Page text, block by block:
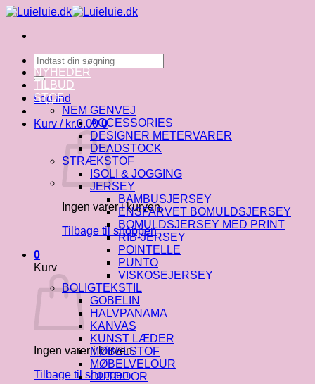
Fortsæt
indhold
Søg
efter:
Log ind
Kurv / kr.0.00 0
Ingen varer i kurven.
Tilbage til shoppen
0
Kurv
Ingen varer i kurven.
Tilbage til shoppen
NYHEDER
TILBUD
STOF
NEM GENVEJ
ACCESSORIES
DESIGNER METERVARER
DEADSTOCK
STRÆKSTOF
ISOLI & JOGGING
JERSEY
BAMBUSJERSEY
ENSFARVET BOMULDSJERSEY
BOMULDSJERSEY MED PRINT
RIB-JERSEY
POINTELLE
PUNTO
VISKOSEJERSEY
BOLIGTEKSTIL
GOBELIN
HALVPANAMA
KANVAS
KUNST LÆDER
MØBELSTOF
MØBELVELOUR
OUTDOOR